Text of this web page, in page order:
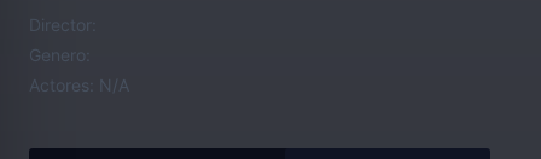
Director:
Genero:
Actores: N/A